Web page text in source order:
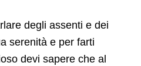
degli assenti e dei
serenità e per farti
devi sapere che al